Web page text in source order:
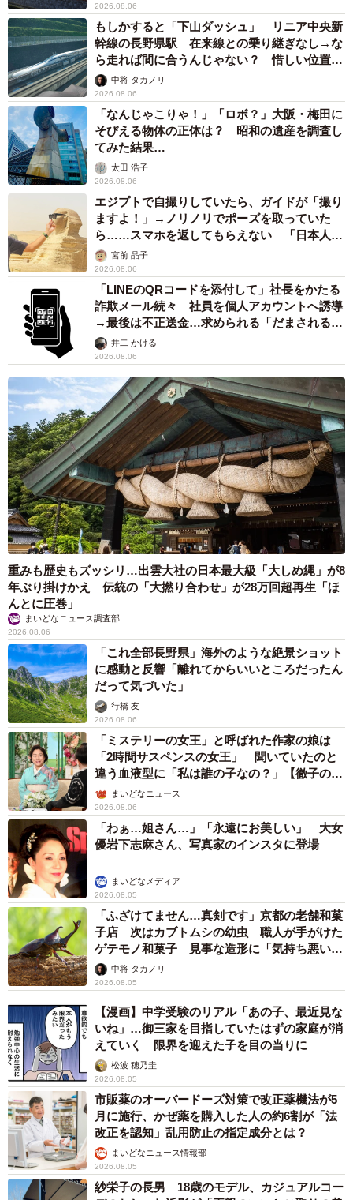
2026.08.06
もしかすると「下山ダッシュ」 リニア中央新
幹線の長野県駅 在来線との乗り継ぎなし→な
ら走れば間に合うんじゃない？ 惜しい位置関
係が反響
中将 タカノリ
2026.08.06
「なんじゃこりゃ！」「ロボ？」大阪・梅田に
そびえる物体の正体は？ 昭和の遺産を調査し
てみた結果…
太田 浩子
2026.08.06
エジプトで自撮りしていたら、ガイドが「撮り
ますよ！」→ノリノリでポーズを取っていた
ら……スマホを返してもらえない 「日本人は
カモ代表かも」「私は6時間で3万円払った」
宮前 晶子
2026.08.06
「LINEのQRコードを添付して」社長をかたる
詐欺メール続々 社員を個人アカウントへ誘導
→最後は不正送金…求められる「だまされる前
提」の対策
井二 かける
2026.08.06
重みも歴史もズッシリ…出雲大社の日本最大級「大しめ縄」が8
年ぶり掛けかえ 伝統の「大撚り合わせ」が28万回超再生「ほ
んとに圧巻」
まいどなニュース調査部
2026.08.06
「これ全部長野県」海外のような絶景ショット
に感動と反響「離れてからいいところだったん
だって気づいた」
行橋 友
2026.08.06
「ミステリーの女王」と呼ばれた作家の娘は
「2時間サスペンスの女王」 聞いていたのと
違う血液型に「私は誰の子なの？」【徹子の部
屋】まいどなニュース
2026.08.06
「わぁ…姐さん…」「永遠にお美しい」 大女
優岩下志麻さん、写真家のインスタに登場
まいどなメディア
2026.08.05
「ふざけてません…真剣です」京都の老舗和菓
子店 次はカブトムシの幼虫 職人が手がけた
ゲテモノ和菓子 見事な造形に「気持ち悪いく
らいリアル」
中将 タカノリ
2026.08.05
【漫画】中学受験のリアル「あの子、最近見な
いね」…御三家を目指していたはずの家庭が消
えていく 限界を迎えた子を目の当りに
松波 穂乃圭
2026.08.05
市販薬のオーバードーズ対策で改正薬機法が5
月に施行、かぜ薬を購入した人の約6割が「法
改正を認知」乱用防止の指定成分とは？
まいどなニュース情報部
2026.08.05
紗栄子の長男 18歳のモデル、カジュアルコー